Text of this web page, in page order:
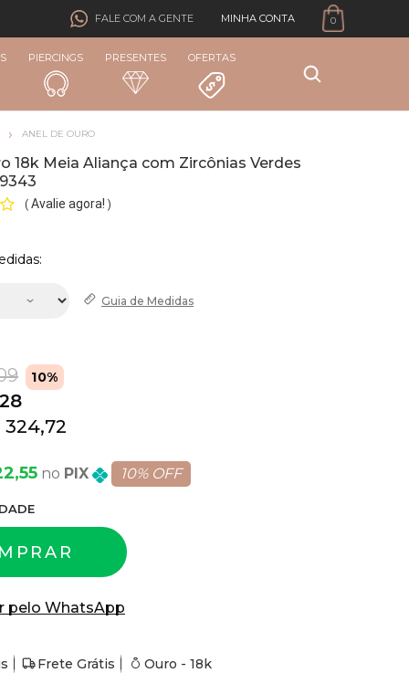
FALE COM A GENTE MINHA CONTA 0
PIERCINGS PRESENTES OFERTAS
ANEL DE OURO
18k Meia Aliança com Zircônias Verdes
( Avalie agora! )
Guia de Medidas
10%
324,72
PIX 10% OFF
pelo WhatsApp
Frete Grátis Ouro - 18k